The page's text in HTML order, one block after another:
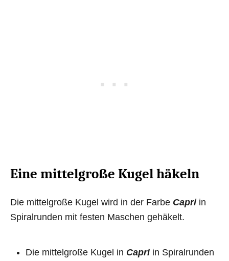
Eine mittelgroße Kugel häkeln
Die mittelgroße Kugel wird in der Farbe Capriin
Spiralrunden mit festen Maschen gehäkelt.
Die mittelgroße Kugel in Capriin Spiralrunden